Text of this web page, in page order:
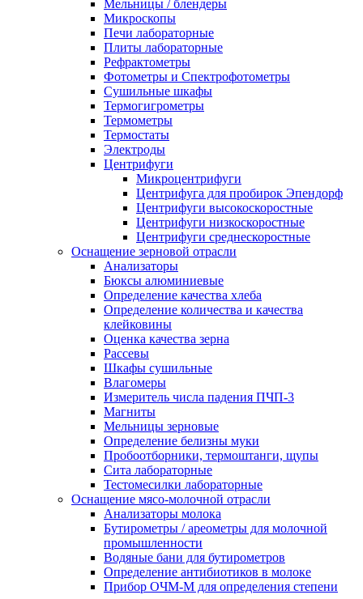
Мельницы / блендеры
Микроскопы
Печи лабораторные
Плиты лабораторные
Рефрактометры
Фотометры и Спектрофотометры
Сушильные шкафы
Термогигрометры
Термометры
Термостаты
Электроды
Центрифуги
Микроцентрифуги
Центрифуга для пробирок Эпендорф
Центрифуги высокоскоростные
Центрифуги низкоскоростные
Центрифуги среднескоростные
Оснащение зерновой отрасли
Анализаторы
Бюксы алюминиевые
Определение качества хлеба
Определение количества и качества
клейковины
Оценка качества зерна
Рассевы
Шкафы сушильные
Влагомеры
Измеритель числа падения ПЧП-3
Магниты
Мельницы зерновые
Определение белизны муки
Пробоотборники, термоштанги, щупы
Сита лабораторные
Тестомесилки лабораторные
Оснащение мясо-молочной отрасли
Анализаторы молока
Бутирометры / ареометры для молочной
промышленности
Водяные бани для бутирометров
Определение антибиотиков в молоке
Прибор ОЧМ-М для определения степени